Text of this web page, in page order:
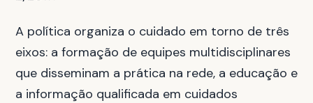
A política organiza o cuidado em torno de três
eixos: a formação de equipes multidisciplinares
que disseminam a prática na rede, a educação e
a informação qualificada em cuidados